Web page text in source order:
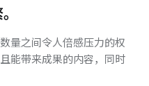
量之间令人倍感压力的权
能带来成果的内容，同时